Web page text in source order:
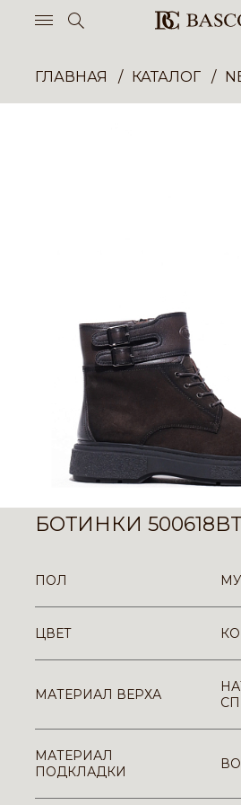
ГЛАВНАЯ КАТАЛОГ
БОТИНКИ
ПОЛ
ЦВЕТ
МАТЕРИАЛ ВЕРХА
МАТЕРИАЛ
ПОДКЛАДКИ